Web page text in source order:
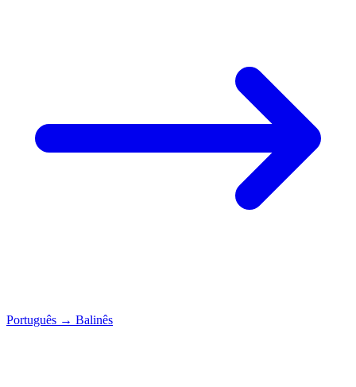
Português → Balinês